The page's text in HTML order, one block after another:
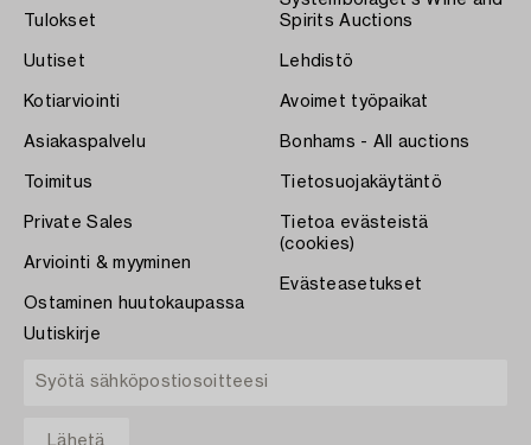
Tulokset
Uutiset
Kotiarviointi
Asiakaspalvelu
Toimitus
Private Sales
Arviointi & myyminen
Ostaminen huutokaupassa
Spirits Auctions
Lehdistö
Avoimet työpaikat
Bonhams - All auctions
Tietosuojakäytäntö
Tietoa evästeistä
(cookies)
Evästeasetukset
Uutiskirje